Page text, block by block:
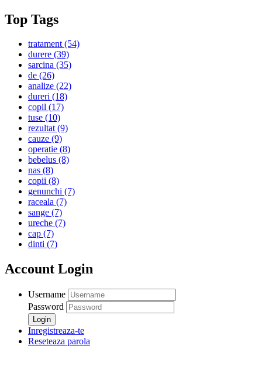
Top Tags
tratament(54)
durere (39)
sarcina (35)
de (26)
analize (22)
dureri (18)
copil (17)
tuse (10)
rezultat(9)
cauze (9)
operatie (8)
bebelus (8)
nas (8)
copii (8)
genunchi (7)
raceala (7)
sange (7)
ureche (7)
cap (7)
dinti (7)
Account Login
Username
Password
Inregistreaza-te
Reseteaza parola